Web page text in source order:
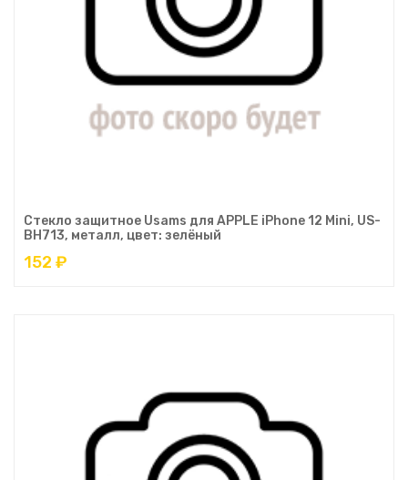
Стекло защитное Usams для APPLE iPhone 12 Mini, US-
BH713, металл, цвет: зелёный
152 ₽